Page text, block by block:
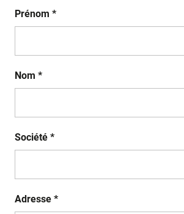
Prénom *
Nom *
Société *
Adresse *